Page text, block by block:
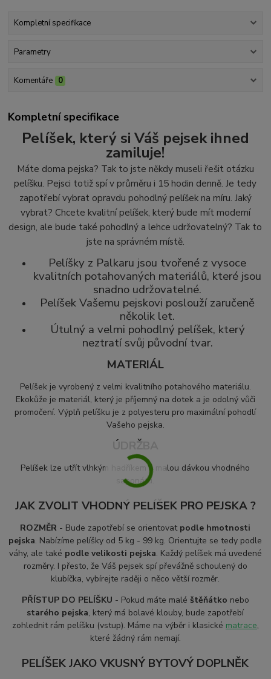
Kompletní specifikace
Parametry
Komentáře 0
Kompletní specifikace
Pelíšek, který si Váš pejsek ihned
zamiluje!
Máte doma pejska? Tak to jste někdy museli řešit otázku
pelíšku. Pejsci totiž spí v průměru i 15 hodin denně. Je tedy
zapotřebí vybrat opravdu pohodlný pelíšek na míru. Jaký
vybrat? Chcete kvalitní pelíšek, který bude mít moderní
design, ale bude také pohodlný a lehce udržovatelný? Tak to
jste na správném místě.
Pelíšky z Palkaru jsou tvořené z vysoce
kvalitních potahovaných materiálů, které jsou
snadno udržovatelné.
Pelíšek Vašemu pejskovi poslouží zaručeně
několik let.
Útulný a velmi pohodlný pelíšek, který
neztratí svůj původní tvar.
MATERIÁL
Pelíšek je vyrobený z velmi kvalitního potahového materiálu.
Ekokůže je materiál, kterýje příjemný na dotek a je odolný vůči
promočení. Výplň pelíšku je z polyesteru pro maximální pohodlí
Vašeho pejska.
ÚDRŽBA
Pelíšek lze utřít vlhkým hadříkem s malou dávkou vhodného
saponátu.
JAK ZVOLIT VHODNÝ PELÍŠEK PRO PEJSKA ?
ROZMĚR - Bude zapotřebí se orientovat podle hmotnosti
pejska. Nabízíme pelíšky od 5 kg - 99 kg. Orientujte se tedy podle
váhy, ale také podle velikosti pejska. Každý pelíšek má uvedené
rozměry. I přesto, že Váš pejsek spí převážně schoulený do
klubíčka, vybírejte raději o něco větší rozměr.
PŘÍSTUP DO PELÍŠKU - Pokud máte malé štěňátko nebo
starého pejska, který má bolavé klouby, bude zapotřebí
zohlednit rám pelíšku (vstup). Máme na výběr i klasické matrace,
které žádný rám nemají.
PELÍŠEK JAKO VKUSNÝ BYTOVÝ DOPLNĚK